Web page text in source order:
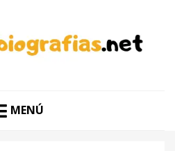
MENÚ